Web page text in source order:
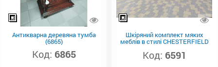
Антикварна деревяна тумба
(6865)
Код: 6865
Шкіряний комплект мяких
меблів в стилі CHESTERFIELD
Код: 6591